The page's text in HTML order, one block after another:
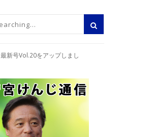
最新号Vol.20をアップしまし